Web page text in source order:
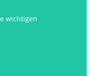
wichtigen